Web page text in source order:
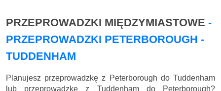
PRZEPROWADZKI MIĘDZYMIASTOWE -
PRZEPROWADZKI PETERBOROUGH -
TUDDENHAM
Planujesz przeprowadzkę z Peterborough do Tuddenham
lub przeprowadzkę z Tuddenham do Peterborough?